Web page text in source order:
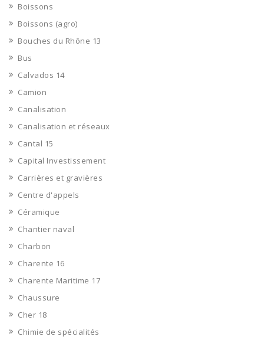
Boissons
Boissons (agro)
Bouches du Rhône 13
Bus
Calvados 14
Camion
Canalisation
Canalisation et réseaux
Cantal 15
Capital Investissement
Carrières et gravières
Centre d'appels
Céramique
Chantier naval
Charbon
Charente 16
Charente Maritime 17
Chaussure
Cher 18
Chimie de spécialités